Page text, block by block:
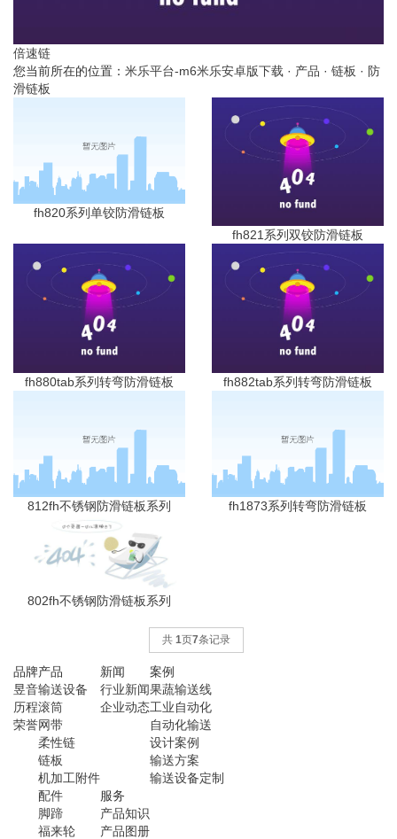
倍速链
您当前所在的位置： 米乐平台-m6米乐安卓版下载 · 产品 · 链板 · 防
滑链板
fh820系列单铰防滑链板
fh821系列双铰防滑链板
fh880tab系列转弯防滑链板 fh882tab系列转弯防滑链板
812fh不锈钢防滑链板系列 fh1873系列转弯防滑链板
802fh不锈钢防滑链板系列
共 1页7条记录
品牌
昱音
历程
荣誉
产品
输送设备
滚筒
网带
柔性链
链板
机加工附件
配件
脚蹄
福来轮
新闻
行业新闻
企业动态
案例
果蔬输送线
工业自动化
自动化输送
设计案例
输送方案
输送设备定制
服务
产品知识
产品图册